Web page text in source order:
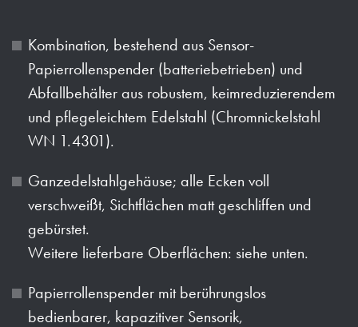
Kombination, bestehend aus Sensor-
Papierrollenspender (batteriebetrieben) und
Abfallbehälter aus robustem, keimreduzierendem
und pflegeleichtem Edelstahl (Chromnickelstahl
WN 1.4301).
Ganzedelstahlgehäuse; alle Ecken voll
verschweißt, Sichtflächen matt geschliffen und
gebürstet.
Weitere lieferbare Oberflächen: siehe unten.
Papierrollenspender mit berührungslos
bedienbarer, kapazitiver Sensorik,